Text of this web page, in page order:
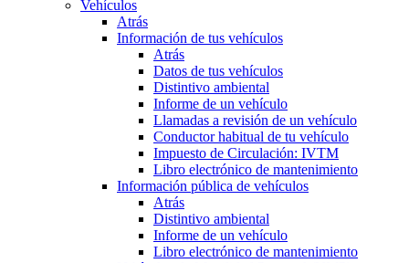
Vehículos
Atrás
Información de tus vehículos
Atrás
Datos de tus vehículos
Distintivo ambiental
Informe de un vehículo
Llamadas a revisión de un vehículo
Conductor habitual de tu vehículo
Impuesto de Circulación: IVTM
Libro electrónico de mantenimiento
Información pública de vehículos
Atrás
Distintivo ambiental
Informe de un vehículo
Libro electrónico de mantenimiento